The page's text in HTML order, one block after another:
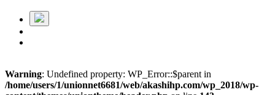
Warning: Undefined property: WP_Error::$parent in
/home/users/1/unionnet6681/web/akashihp.com/wp_2018/wp-